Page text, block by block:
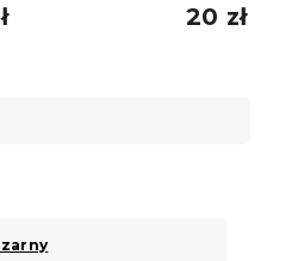
20 zł